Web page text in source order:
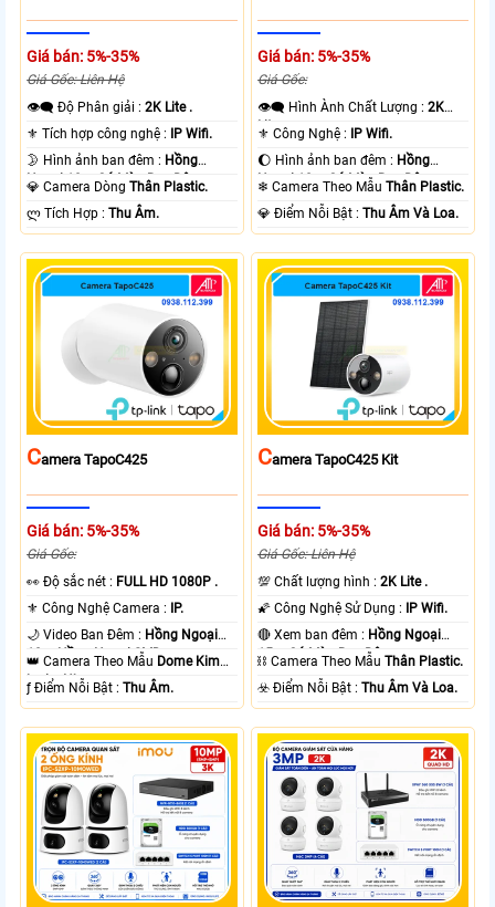
Giá bán: 5%-35%
Giá Gốc: Liên Hệ
👁️‍🗨 Độ Phân giải :2K Lite .
⚜️ Tích hợp công nghệ :
IP Wifi.
🌛 Hình ảnh ban đêm : Hồng
Ngoại 10m Có Màu Ban Ðêm.
💎 Camera DòngThân Plastic.
️ლ Tích Hợp :Thu Âm.
Giá bán: 5%-35%
Giá Gốc:
👁️‍🗨 Hình Ành Chất Lượng :2K
Lite .
⚜️ Công Nghệ :
IP Wifi.
🌔 Hình ảnh ban đêm : Hồng
Ngoại 10m Có Màu Ban Ðêm.
❄ Camera Theo MẫuThân Plastic.
️💎 Điểm Nỗi Bật :Thu Âm Và Loa.
CAmera TapoC425
Giá bán: 5%-35%
Giá Gốc:
️👀 Độ sắc nét : FULL HD 1080P .
⚜️ Công Nghệ Camera :
IP.
🌙 Video Ban Đêm : Hồng Ngoại
10m Hồng Ngoại SMD.
👑 Camera Theo Mẫu Dome Kim
loại + Nhựa.
️ƒ Điểm Nỗi Bật :Thu Âm.
CAmera TapoC425 Kit
Giá bán: 5%-35%
Giá Gốc: Liên Hệ
💯 Chất lượng hình :2K Lite .
🌠 Công Nghệ Sử Dụng :
IP Wifi.
🔴 Xem ban đêm : Hồng Ngoại
15m Có Màu Ban Ðêm.
⛓ Camera Theo MẫuThân Plastic.
️☣️ Điểm Nỗi Bật :Thu Âm Và Loa.